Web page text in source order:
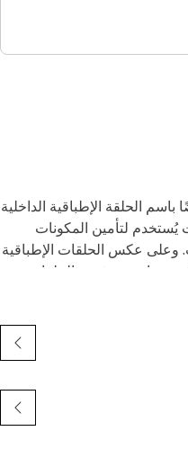
الحلقة الإطباقية الداخلية
لتأمين المكونات
عكس الحلقات الإطباقية
يتم تثبيت الحلقات
المكونات في مكانها.
أو المبيت. وهي تعمل
أو الأعمدة أو موانع
لضمان المتانة،